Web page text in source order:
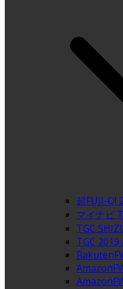
超FUJI-Q!
マイナビ
TGC
TGC 2019